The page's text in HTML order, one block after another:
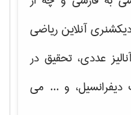
آنلاین ریاضی
عددی، تحقیق در
، و ... می